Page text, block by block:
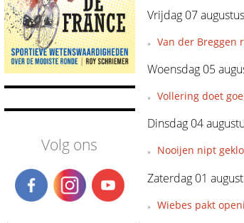
Volg ons
Vrijdag 07
Van der Breggen
Woensdag 05
Vollering doet
Dinsdag 04
Nooijen nipt
Zaterdag 01
Wiebes pakt